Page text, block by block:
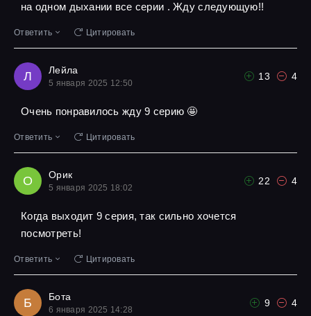
на одном дыхании все серии . Жду следующую!!
Ответить Цитировать
Л Лейла
5 января 2025 12:50
13 4
Очень понравилось жду 9 серию 🤩
Ответить Цитировать
О Орик
5 января 2025 18:02
22 4
Когда выходит 9 серия, так сильно хочется
посмотреть!
Ответить Цитировать
Б Бота
6 января 2025 14:28
9 4